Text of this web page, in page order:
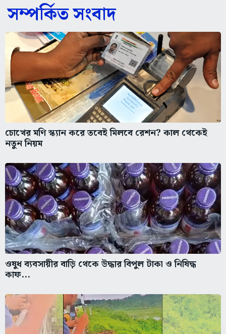
সম্পর্কিত সংবাদ
চোখের মণি স্ক্যান করে তবেই মিলবে রেশন? কাল থেকেই
নতুন নিয়ম
ওষুধ ব্যবসায়ীর বাড়ি থেকে উদ্ধার বিপুল টাকা ও নিষিদ্ধ
কাফ...